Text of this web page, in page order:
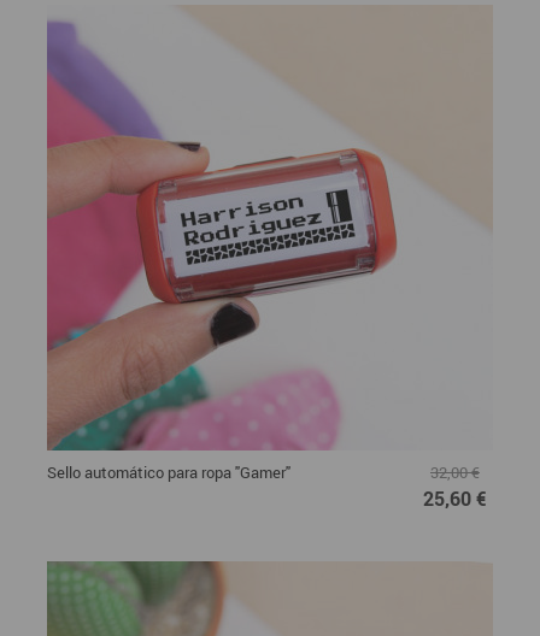
Sello automático para ropa "Gamer" 32,00 €
25,60 €